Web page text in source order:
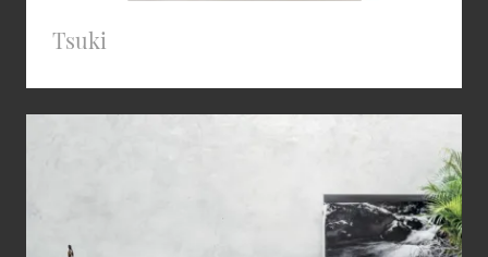
Tsuki